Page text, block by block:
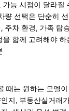
가능 시점이 달라질
량 선택은 단순히
주차 환경, 가족 탑
을 함께 고려해야
때는 원하는 모델
지, 부동산실거래